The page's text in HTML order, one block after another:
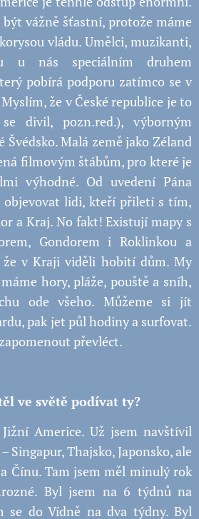
být vážně šťastní, protože máme
vládu. Umělci, muzikanti,
u nás speciálním druhem
pobírá podporu zatímco se v
že v České republice je to
divil, pozn.red.), výborným
Malá země jako Zéland
filmovým štábům, pro které je
výhodné. Od uvedení Pána
objevovat lidi, kteří přiletí s tím,
a Kraj. No fakt! Existují mapy s
Gondorem i Roklinkou a
v Kraji viděli hobití dům. My
hory, pláže, pouště a sníh,
ode všeho. Můžeme si jít
pak jet půl hodiny a surfovat.
převléct.
ve světě podívat ty?
Americe. Už jsem navštívil
Singapur, Thajsko, Japonsko, ale
Čínu. Tam jsem měl minulý rok
Byl jsem na 6 týdnů na
se do Vídně na dva týdny. Byl